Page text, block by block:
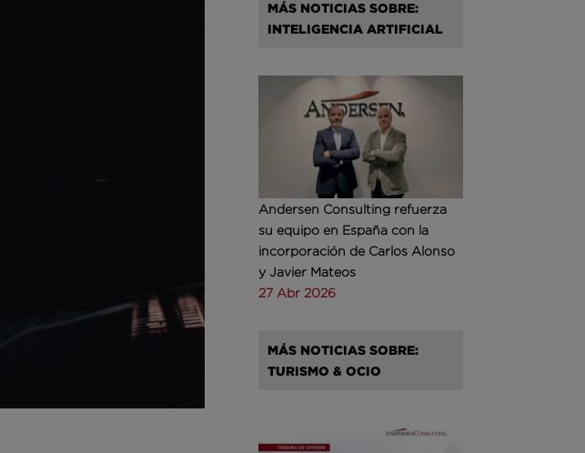
MÁS NOTICIAS SOBRE:
INTELIGENCIA ARTIFICIAL
Andersen Consulting refuerza
su equipo en España con la
incorporación de Carlos Alonso
y Javier Mateos
27 Abr 2026
MÁS NOTICIAS SOBRE:
TURISMO & OCIO